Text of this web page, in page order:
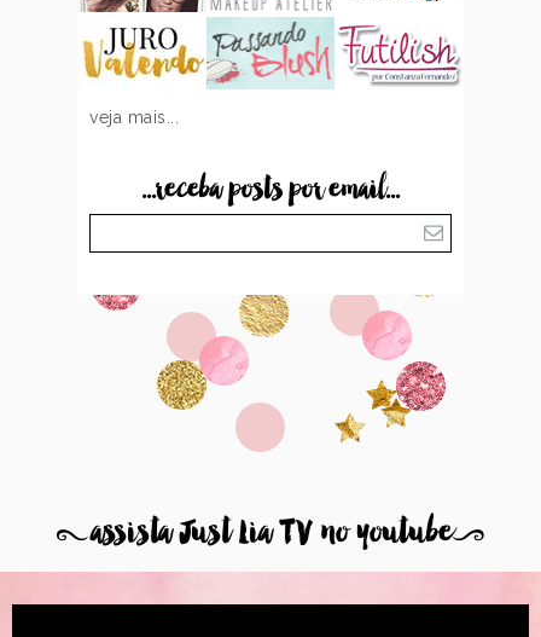
veja mais...
...receba posts por email...
8assista Just Lia TV no youtube9